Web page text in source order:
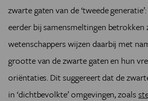
zwarte gaten van de ‘tweede
eerder bij samensmeltingen betrokken
wetenschappers wijzen daarbij met
grootte van de zwarte gaten en hun
oriëntaties. Dit suggereert dat de
in ‘dichtbevolkte’ omgevingen, zoals